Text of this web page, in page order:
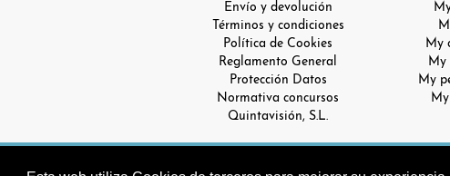
Envío y devolución
Términos y condiciones
Política de Cookies
Reglamento General
Protección Datos
Normativa concursos
Quintavisión, S.L.
My
My
My